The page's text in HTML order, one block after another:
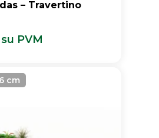
– Travertino
su PVM
cm